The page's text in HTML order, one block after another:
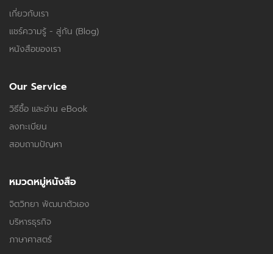
เกี่ยวกับเรา
แชร์ความรู้ - สู่กัน (Blog)
หนังสือของเรา
Our Service
วิธีซื้อ และอ่าน eBook
ลงทะเบียน
สอบถามปัญหา
หมวดหมู่หนังสือ
จิตวิทยา พัฒนาตัวเอง
บริหารธุรกิจ
ภาษาศาสตร์